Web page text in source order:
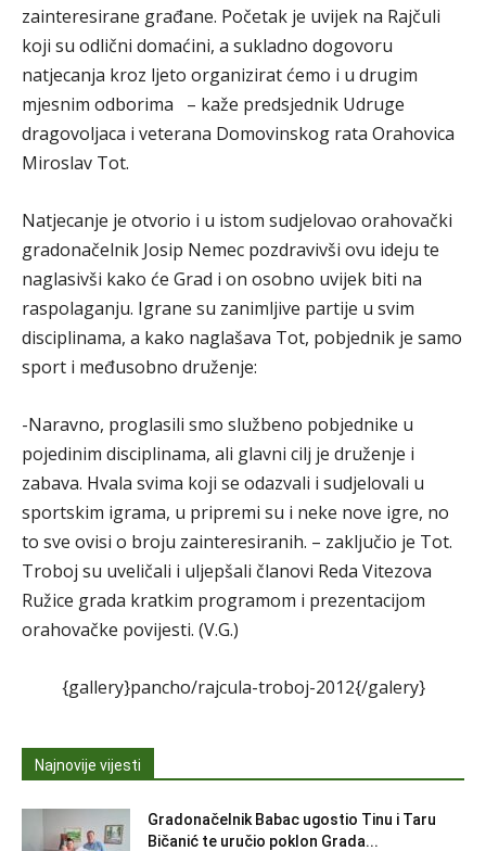
zainteresirane građane. Početak je uvijek na Rajčuli
koji su odlični domaćini, a sukladno dogovoru
natjecanja kroz ljeto organizirat ćemo i u drugim
mjesnim odborima – kaže predsjednik Udruge
dragovoljaca i veterana Domovinskog rata Orahovica
Miroslav Tot.
Natjecanje je otvorio i u istom sudjelovao orahovački
gradonačelnik Josip Nemec pozdravivši ovu ideju te
naglasivši kako će Grad i on osobno uvijek biti na
raspolaganju. Igrane su zanimljive partije u svim
disciplinama, a kako naglašava Tot, pobjednik je samo
sport i međusobno druženje:
-Naravno, proglasili smo službeno pobjednike u
pojedinim disciplinama, ali glavni cilj je druženje i
zabava. Hvala svima koji se odazvali i sudjelovali u
sportskim igrama, u pripremi su i neke nove igre, no
to sve ovisi o broju zainteresiranih. – zaključio je Tot.
Troboj su uveličali i uljepšali članovi Reda Vitezova
Ružice grada kratkim programom i prezentacijom
orahovačke povijesti. (V.G.)
{gallery}pancho/rajcula-troboj-2012{/galery}
Najnovije vijesti
Gradonačelnik Babac ugostio Tinu i Taru
Bičanić te uručio poklon Grada...